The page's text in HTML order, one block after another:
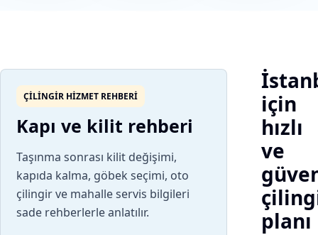
ÇILINGIR HIZMET REHBERI
Kapı ve kilit rehberi
Taşınma sonrası kilit değişimi,
kapıda kalma, göbek seçimi, oto
çilingir ve mahalle servis bilgileri
sade rehberlerle anlatılır.
için
hızlı
ve
planı